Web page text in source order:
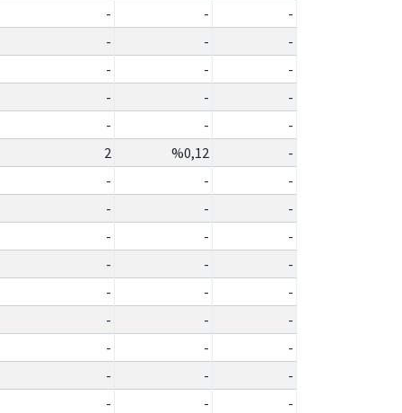
- -
-
- -
-
- -
-
- -
-
- -
-
2 %0,12
-
- -
-
- -
-
- -
-
- -
-
- -
-
- -
-
- -
-
- -
-
- - -